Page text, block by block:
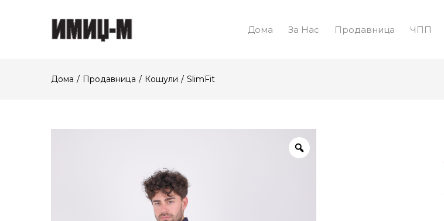
Дома За Нас Продавница ЧПП
Дома Продавница Кошули SlimFit